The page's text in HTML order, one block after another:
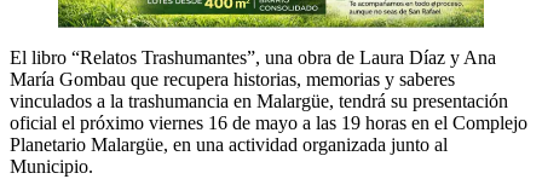
El libro “Relatos Trashumantes”, una obra de Laura Díaz y Ana
María Gombau que recupera historias, memorias y saberes
vinculados a la trashumancia en Malargüe, tendrá su presentación
oficial el próximo viernes 16 de mayo a las 19 horas en el Complejo
Planetario Malargüe, en una actividad organizada junto al
Municipio.